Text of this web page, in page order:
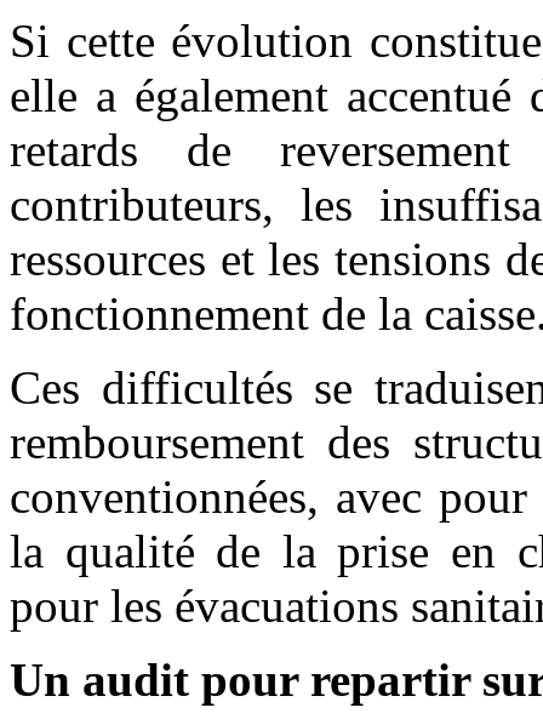
Si cette évolution
elle a également
retards de
contributeurs, les
ressources et les tensions
fonctionnement de la
Ces difficultés se
remboursement des
conventionnées, avec
la qualité de la prise en
pour les évacuations
Un audit pour repartir sur